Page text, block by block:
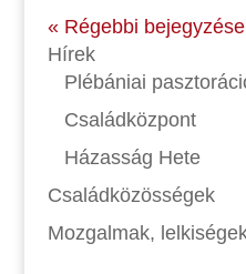
« Régebbi
Hírek
Plébániai
Családközpont
Házasság Hete
Családközösségek
Mozgalmak,